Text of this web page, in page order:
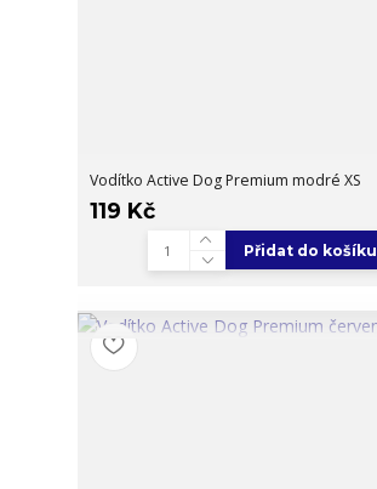
Vodítko Active Dog Premium modré XS
119 Kč
Přidat do košíku